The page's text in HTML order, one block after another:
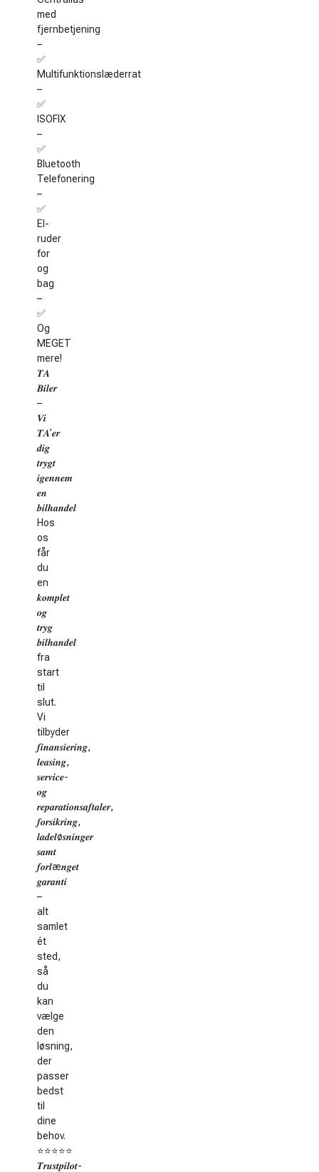
med
fjernbetjening
–
✅
Multifunktionslæderrat
–
✅
ISOFIX
–
✅
Bluetooth
Telefonering
–
✅
El-
ruder
for
og
bag
–
✅
Og
MEGET
mere!
𝑻𝑨
𝑩𝒊𝒍𝒆𝒓
–
𝑽𝒊
𝑻𝑨’𝒆𝒓
𝒅𝒊𝒈
𝒕𝒓𝒚𝒈𝒕
𝒊𝒈𝒆𝒏𝒏𝒆𝒎
𝒆𝒏
𝒃𝒊𝒍𝒉𝒂𝒏𝒅𝒆𝒍
Hos
os
får
du
en
𝒌𝒐𝒎𝒑𝒍𝒆𝒕
𝒐𝒈
𝒕𝒓𝒚𝒈
𝒃𝒊𝒍𝒉𝒂𝒏𝒅𝒆𝒍
fra
start
til
slut.
Vi
tilbyder
𝒇𝒊𝒏𝒂𝒏𝒔𝒊𝒆𝒓𝒊𝒏𝒈,
𝒍𝒆𝒂𝒔𝒊𝒏𝒈,
𝒔𝒆𝒓𝒗𝒊𝒄𝒆-
𝒐𝒈
𝒓𝒆𝒑𝒂𝒓𝒂𝒕𝒊𝒐𝒏𝒔𝒂𝒇𝒕𝒂𝒍𝒆𝒓,
𝒇𝒐𝒓𝒔𝒊𝒌𝒓𝒊𝒏𝒈,
𝒍𝒂𝒅𝒆𝒍ø𝒔𝒏𝒊𝒏𝒈𝒆𝒓
𝒔𝒂𝒎𝒕
𝒇𝒐𝒓𝒍æ𝒏𝒈𝒆𝒕
𝒈𝒂𝒓𝒂𝒏𝒕𝒊
–
alt
samlet
ét
sted,
så
du
kan
vælge
den
løsning,
der
passer
bedst
til
dine
behov.
⭐️⭐️⭐️⭐️⭐️
𝑻𝒓𝒖𝒔𝒕𝒑𝒊𝒍𝒐𝒕-